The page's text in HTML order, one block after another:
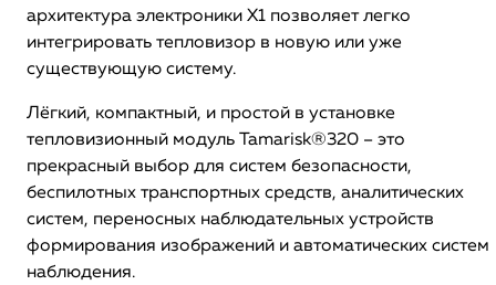
архитектура электроники X1 позволяет легко
интегрировать тепловизор в новую или уже
существующую систему.
Лёгкий, компактный, и простой в установке
тепловизионный модуль Tamarisk®320 – это
прекрасный выбор для систем безопасности,
беспилотных транспортных средств, аналитических
систем, переносных наблюдательных устройств
формирования изображений и автоматических систем
наблюдения.